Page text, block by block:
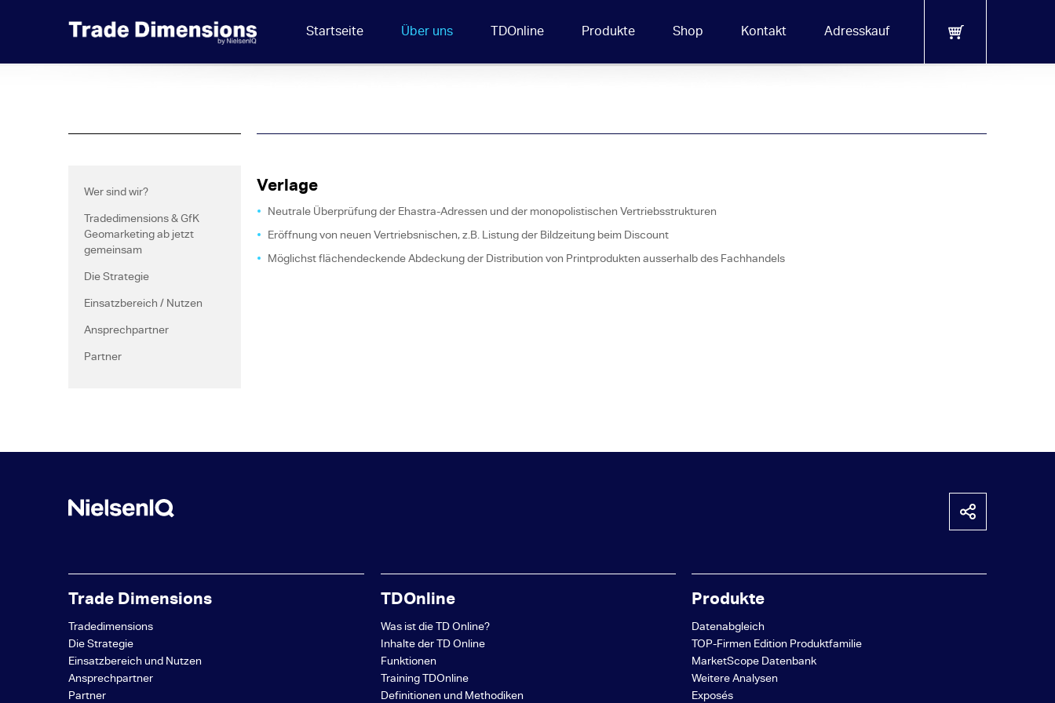
Startseite Über uns TDOnline Produkte Shop Kontakt Adresskauf
Wer sind wir?
Tradedimensions & GfK
Geomarketing ab jetzt
gemeinsam
Die Strategie
Einsatzbereich / Nutzen
Ansprechpartner
Partner
Verlage
Neutrale Überprüfung der Ehastra-Adressen und der monopolistischen Vertriebsstrukturen
Eröffnung von neuen Vertriebsnischen, z.B. Listung der Bildzeitung beim Discount
Möglichst flächendeckende Abdeckung der Distribution von Printprodukten ausserhalb des Fachhandels
Trade Dimensions
Tradedimensions
Die Strategie
Einsatzbereich und Nutzen
Ansprechpartner
Partner
TDOnline
Was ist die TD Online?
Inhalte der TD Online
Funktionen
Training TDOnline
Definitionen und Methodiken
Produkte
Datenabgleich
TOP-Firmen Edition Produktfamilie
MarketScope Datenbank
Weitere Analysen
Exposés